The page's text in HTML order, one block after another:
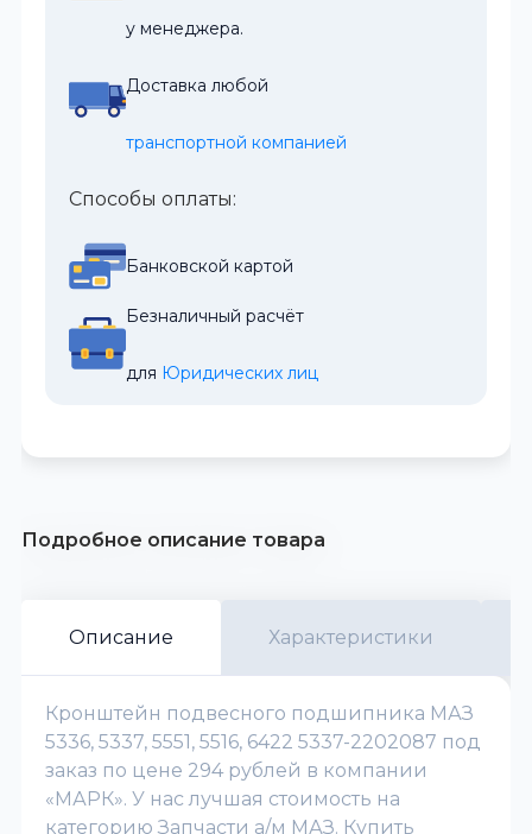
у менеджера.
Доставка любой
транспортной компанией
Способы оплаты:
Банковской картой
Безналичный расчёт
для Юридических лиц
Подробное описание товара
Описание Характеристики
Кронштейн подвесного подшипника МАЗ
5336, 5337, 5551, 5516, 6422 5337-2202087 под
заказ по цене 294 рублей в компании
«МАРК». У нас лучшая стоимость на
категорию Запчасти а/м МАЗ. Купить